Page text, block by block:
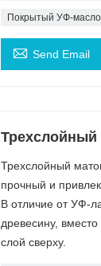
Покрытый УФ-
 Send Email
Трехслойный
прочный и
В отличие от УФ-
древесину,
слой сверху.